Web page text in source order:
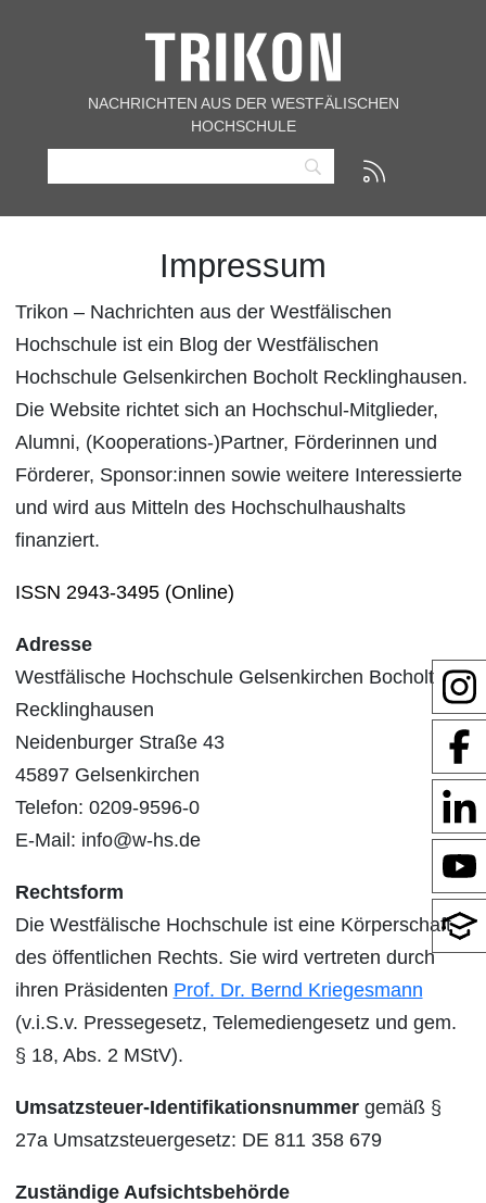
NACHRICHTEN AUS DER WESTFÄLISCHEN
HOCHSCHULE
Impressum
Trikon – Nachrichten aus der Westfälischen
Hochschule ist ein Blog der Westfälischen
Hochschule Gelsenkirchen Bocholt Recklinghausen.
Die Website richtet sich an Hochschul-Mitglieder,
Alumni, (Kooperations-)Partner, Förderinnen und
Förderer, Sponsor:innen sowie weitere Interessierte
und wird aus Mitteln des Hochschulhaushalts
finanziert.
ISSN 2943-3495 (Online)
Adresse
Westfälische Hochschule Gelsenkirchen Bocholt
Recklinghausen
Neidenburger Straße 43
45897 Gelsenkirchen
Telefon: 0209-9596-0
E-Mail: info@w-hs.de
Rechtsform
Die Westfälische Hochschule ist eine Körperschaft
des öffentlichen Rechts. Sie wird vertreten durch
ihren Präsidenten Prof. Dr. Bernd Kriegesmann
(v.i.S.v. Pressegesetz, Telemediengesetz und gem.
§ 18, Abs. 2 MStV).
Umsatzsteuer-Identifikationsnummer gemäß §
27a Umsatzsteuergesetz: DE 811 358 679
Zuständige Aufsichtsbehörde